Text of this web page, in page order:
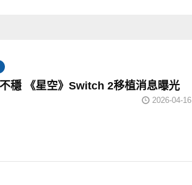
穩 《星空》Switch 2移植消息曝光
2026-04-16